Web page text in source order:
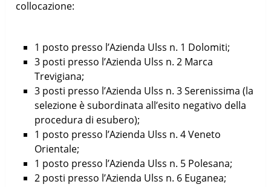
collocazione:
1 posto presso l’Azienda Ulss n. 1 Dolomiti;
3 posti presso l’Azienda Ulss n. 2 Marca
Trevigiana;
3 posti presso l’Azienda Ulss n. 3 Serenissima (la
selezione è subordinata all’esito negativo della
procedura di esubero);
1 posto presso l’Azienda Ulss n. 4 Veneto
Orientale;
1 posto presso l’Azienda Ulss n. 5 Polesana;
2 posti presso l’Azienda Ulss n. 6 Euganea;